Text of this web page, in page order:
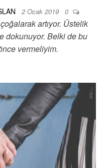
2 Ocak 2019 0
artıyor. Üstelik
dokunuyor. Belki de bu
vermeliyim.